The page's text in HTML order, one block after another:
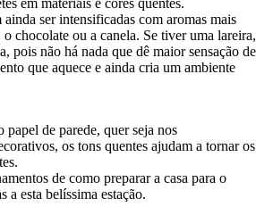
ser intensificadas com aromas mais
chocolate ou a canela. Se tiver uma lareira,
pois não há nada que dê maior sensação de
que aquece e ainda cria um ambiente
de parede, quer seja nos
os tons quentes ajudam a tornar os
de como preparar a casa para o
a esta belíssima estação.